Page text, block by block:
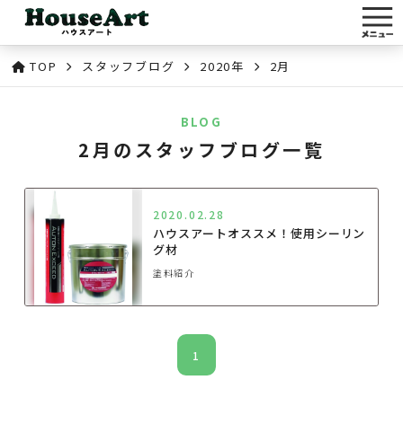
TOP スタッフブログ 2020年 2月
BLOG
2月のスタッフブログ一覧
2020.02.28
ハウスアートオススメ！使用シーリン
グ材
塗料紹介
1